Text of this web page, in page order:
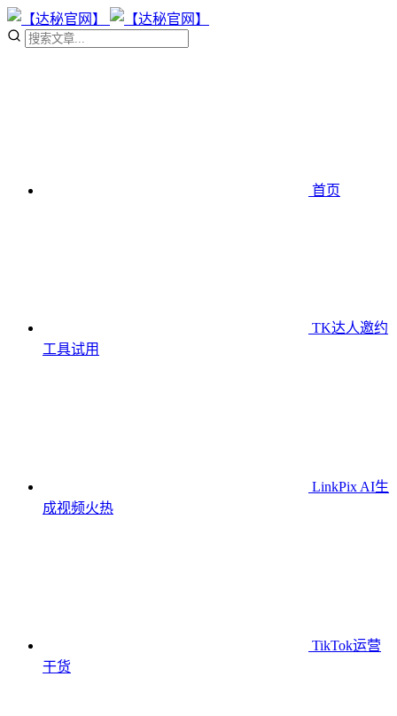
首页
TK达人邀约
工具试用
LinkPix AI生
成视频火热
TikTok运营
干货